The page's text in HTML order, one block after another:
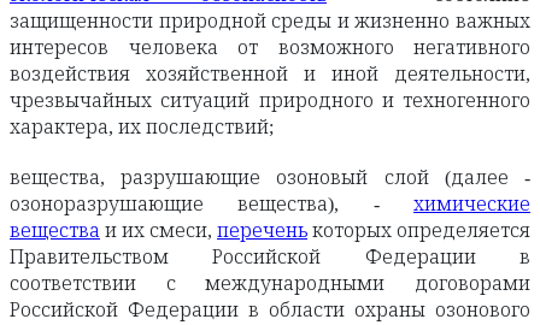
защищенности природной среды и жизненно важных
интересов человека от возможного негативного
воздействия хозяйственной и иной деятельности,
чрезвычайных ситуаций природного и техногенного
характера, их последствий;
вещества, разрушающие озоновый слой (далее -
озоноразрушающие вещества), - химические
вещества и их смеси, перечень которых определяется
Правительством Российской Федерации в
соответствии с международными договорами
Российской Федерации в области охраны озонового